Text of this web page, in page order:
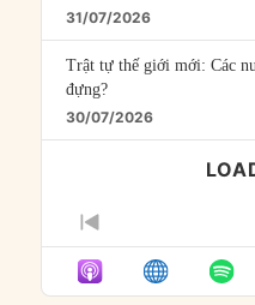
31/07/2026
Trật tự thế giới mới: Các
đựng?
30/07/2026
PREVIOUS
EPISODE